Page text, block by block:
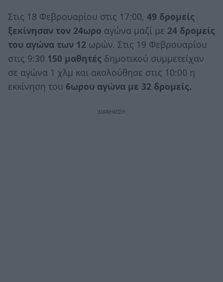
Στις 18 Φεβρουαρίου στις 17:00, 49 δρομείς
ξεκίνησαν τον 24ωρο αγώνα μαζί με 24 δρομείς
του αγώνα των 12 ωρών. Στις 19 Φεβρουαρίου
στις 9:30 150 μαθητές δημοτικού συμμετείχαν
σε αγώνα 1 χλμ και ακολούθησε στις 10:00 η
εκκίνηση του 6ωρου αγώνα με 32 δρομείς.